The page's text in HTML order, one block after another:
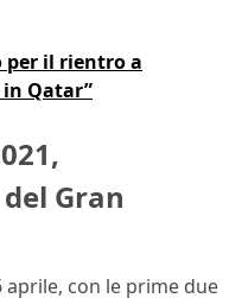
per il rientro a
in Qatar”
Gran
aprile, con le prime due